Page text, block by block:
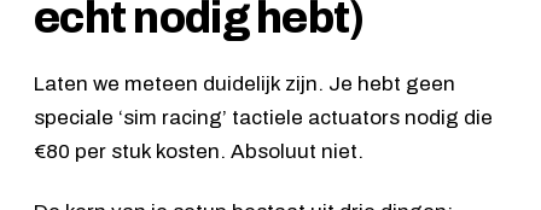
echt nodig hebt)
Laten we meteen duidelijk zijn. Je hebt geen
speciale ‘sim racing’ tactiele actuators nodig die
€80 per stuk kosten. Absoluut niet.